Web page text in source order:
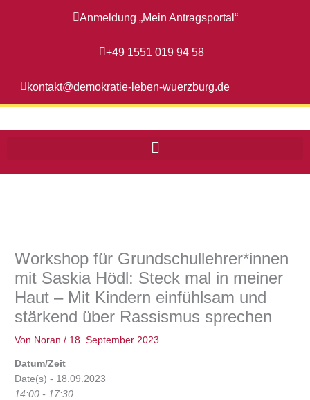
kontakt@demokratie-leben-wuerzburg.de
+49 1551 019 94 58
Anmeldung „Mein Antragsportal“
Workshop für Grundschullehrer*innen
mit Saskia Hödl: Steck mal in meiner
Haut – Mit Kindern einfühlsam und
stärkend über Rassismus sprechen
Von Noran/ 18. September 2023
Datum/Zeit
Date(s) - 18.09.2023
14:00 - 17:30